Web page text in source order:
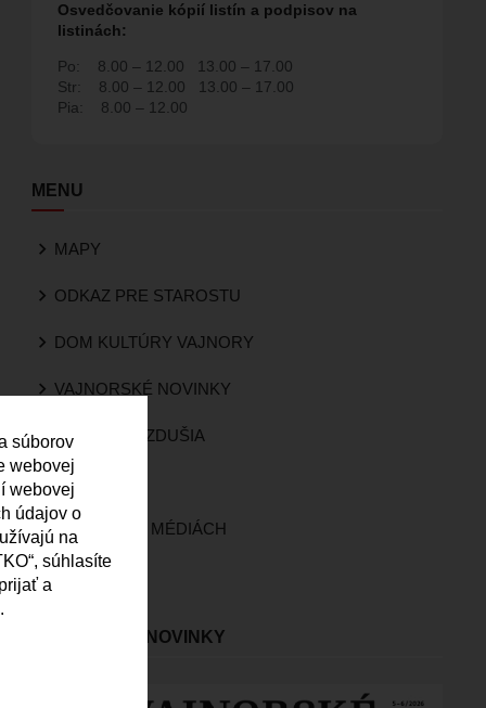
Osvedčovanie kópií listín a podpisov na
listinách:
Po: 8.00 – 12.00
13.00 – 17.00
Str:
8.00 – 12.00
13.00 – 17.00
Pia:
8.00 – 12.00
MENU
MAPY
ODKAZ PRE STAROSTU
DOM KULTÚRY VAJNORY
VAJNORSKÉ NOVINKY
KVALITA OVZDUŠIA
KAMERY
VAJNORY V MÉDIÁCH
VAJNORSKÉ NOVINKY
súborov
webovej
webovej
údajov o
na
súhlasíte
a